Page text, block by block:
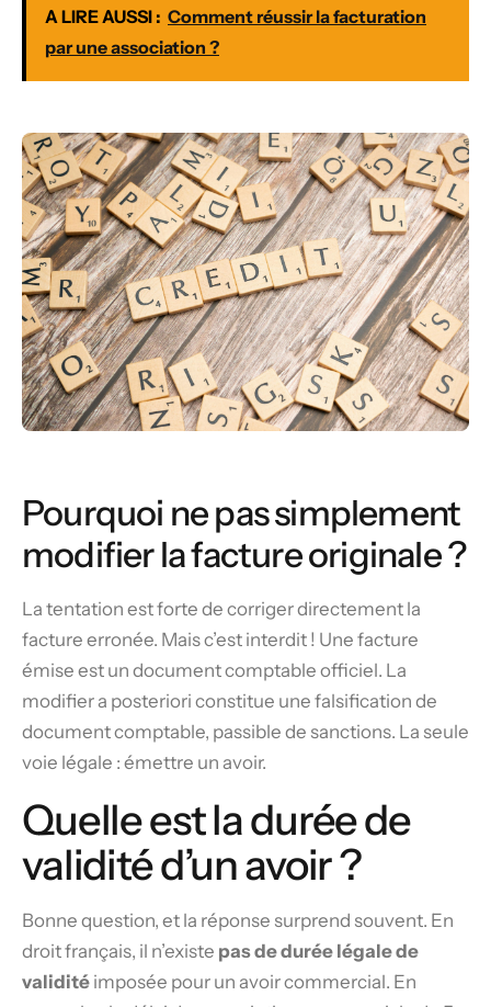
A LIRE AUSSI : Comment réussir la facturation
par une association ?
Pourquoi ne pas simplement
modifier la facture originale ?
La tentation est forte de corriger directement la
facture erronée. Mais c’est interdit ! Une facture
émise est un document comptable officiel. La
modifier a posteriori constitue une falsification de
document comptable, passible de sanctions. La seule
voie légale : émettre un avoir.
Quelle est la durée de
validité d’un avoir ?
Bonne question, et la réponse surprend souvent. En
droit français, il n’existe pas de durée légale de
validité imposée pour un avoir commercial. En